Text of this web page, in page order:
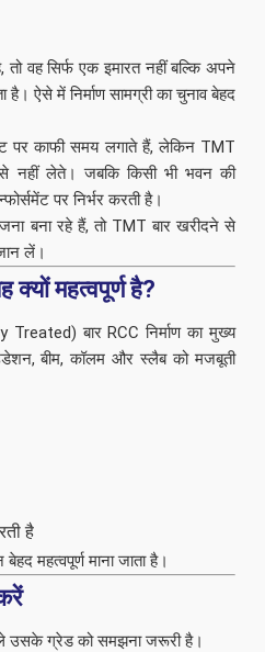
तो वह सिर्फ एक इमारत नहीं बल्कि अपने
है। ऐसे में निर्माण सामग्री का चुनाव बेहद
पर काफी समय लगाते हैं, लेकिन TMT
नहीं लेते। जबकि किसी भी भवन की
पर निर्भर करती है।
बना रहे हैं, तो TMT बार खरीदने से
लें।
महत्वपूर्ण है?
बार RCC निर्माण का मुख्य
बीम, कॉलम और स्लैब को मजबूती
है
महत्वपूर्ण माना जाता है।
उसके ग्रेड को समझना जरूरी है।